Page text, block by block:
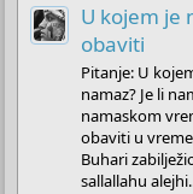
U kojem je
obaviti
Pitanje: U
namaz? Je li
namaskom
obaviti u
Buhari
sallallahu